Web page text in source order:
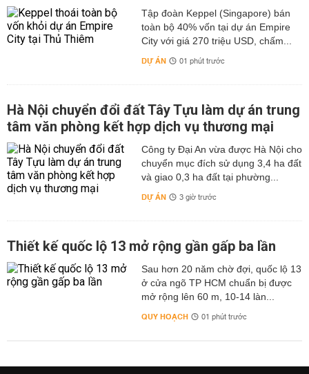
Tập đoàn Keppel (Singapore) bán
toàn bộ 40% vốn tại dự án Empire
City với giá 270 triệu USD, chấm...
DỰ ÁN 01 phút trước
Hà Nội chuyển đổi đất Tây Tựu làm dự án trung
tâm văn phòng kết hợp dịch vụ thương mại
Công ty Đại An vừa được Hà Nội cho
chuyển mục đích sử dụng 3,4 ha đất
và giao 0,3 ha đất tại phường...
DỰ ÁN 3 giờ trước
Thiết kế quốc lộ 13 mở rộng gần gấp ba lần
Sau hơn 20 năm chờ đợi, quốc lộ 13
ở cửa ngõ TP HCM chuẩn bị được
mở rộng lên 60 m, 10-14 làn...
QUY HOẠCH 01 phút trước